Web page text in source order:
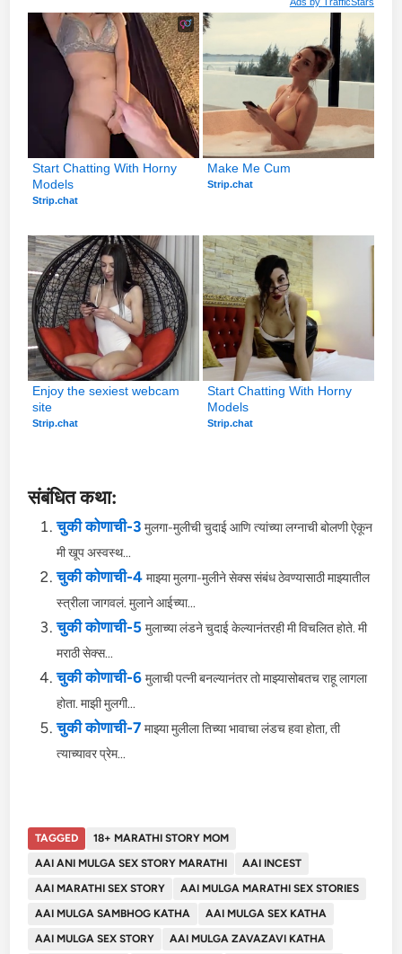
Start Chatting With Horny
Models
Strip.chat
Make Me Cum
Strip.chat
Enjoy the sexiest webcam
site
Strip.chat
Start Chatting With Horny
Models
Strip.chat
संबंधित कथा:
चुकी कोणाची-3 मुलगा-मुलीची चुदाई आणि त्यांच्या लग्नाची बोलणी ऐकून
मी खूप अस्वस्थ...
चुकी कोणाची-4 माझ्या मुलगा-मुलीने सेक्स संबंध ठेवण्यासाठी माझ्यातील
स्त्रीला जागवलं. मुलाने आईच्या...
चुकी कोणाची-5 मुलाच्या लंडने चुदाई केल्यानंतरही मी विचलित होते. मी
मराठी सेक्स...
चुकी कोणाची-6 मुलाची पत्नी बनल्यानंतर तो माझ्यासोबतच राहू लागला
होता. माझी मुलगी...
चुकी कोणाची-7 माझ्या मुलीला तिच्या भावाचा लंडच हवा होता, ती
त्याच्यावर प्रेम...
TAGGED
18+ MARATHI STORY MOM
AAI ANI MULGA SEX STORY MARATHI
AAI INCEST
AAI MARATHI SEX STORY
AAI MULGA MARATHI SEX STORIES
AAI MULGA SAMBHOG KATHA
AAI MULGA SEX KATHA
AAI MULGA SEX STORY
AAI MULGA ZAVAZAVI KATHA